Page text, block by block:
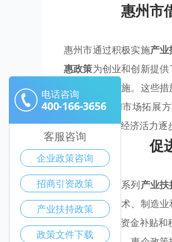
惠州市
惠州市通过积极实施产业
惠政策为创业和创新提
资金补贴等措施。这些
础设施建设和市场拓展
实，惠州市的经济活力逐
促
惠州市通过一系列产业
其是对高新技术、制造
开拓方面提供资金补贴和
电话咨询
400-166-3656
客服咨询
企业政策咨询
招商引资政策
产业扶持政策
政策文件下载